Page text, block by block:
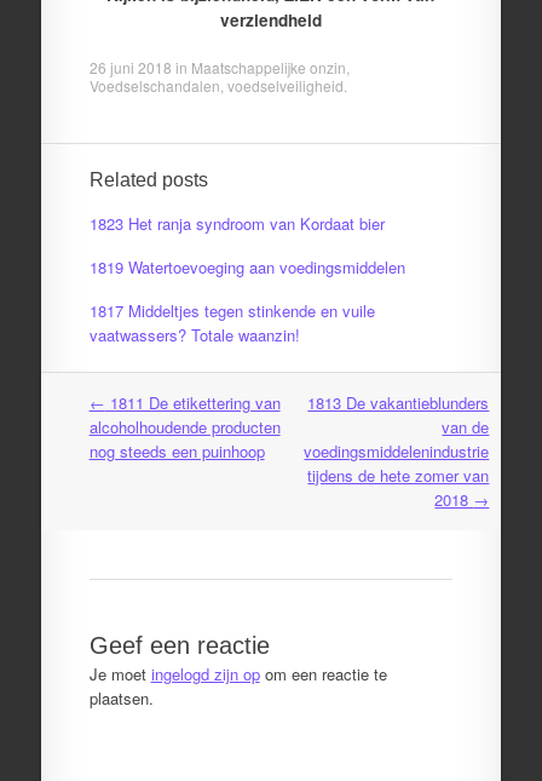
verziendheid
26 juni 2018 in Maatschappelijke onzin
Voedselschandalen voedselveiligheid
Related posts
1823 Het ranja syndroom van Kordaat bier
1819 Watertoevoeging aan voedingsmiddelen
1817 Middeltjes tegen stinkende en vuile
vaatwassers? Totale waanzin!
Post
navigation
← 1811 De etikettering van
alcoholhoudende producten
nog steeds een puinhoop
1813 De vakantieblunders
van de
voedingsmiddelenindustrie
tijdens de hete zomer van
2018 →
Geef een reactie
Je moet ingelogd zijn opom een reactie te
plaatsen.